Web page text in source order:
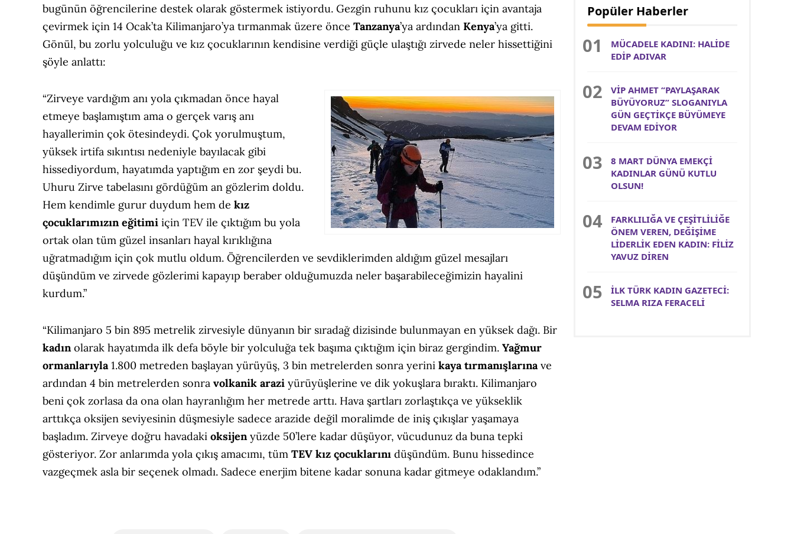
bugünün öğrencilerine destek olarak göstermek istiyordu. Gezgin ruhunu kız çocukları için avantaja
çevirmek için 14 Ocak’ta Kilimanjaro’ya tırmanmak üzere önce Tanzanya’ya ardından Kenya’ya gitti.
Gönül, bu zorlu yolculuğu ve kız çocuklarının kendisine verdiği güçle ulaştığı zirvede neler hissettiğini
şöyle anlattı:
“Zirveye vardığım anı yola çıkmadan önce hayal
etmeye başlamıştım ama o gerçek varış anı
hayallerimin çok ötesindeydi. Çok yorulmuştum,
yüksek irtifa sıkıntısı nedeniyle bayılacak gibi
hissediyordum, hayatımda yaptığım en zor şeydi bu.
Uhuru Zirve tabelasını gördüğüm an gözlerim doldu.
Hem kendimle gurur duydum hem de kız
çocuklarımızın eğitimi için TEV ile çıktığım bu yola
ortak olan tüm güzel insanları hayal kırıklığına
uğratmadığım için çok mutlu oldum. Öğrencilerden ve sevdiklerimden aldığım güzel mesajları
düşündüm ve zirvede gözlerimi kapayıp beraber olduğumuzda neler başarabileceğimizin hayalini
kurdum.”
“Kilimanjaro 5 bin 895 metrelik zirvesiyle dünyanın bir sıradağ dizisinde bulunmayan en yüksek dağı. Bir
kadın olarak hayatımda ilk defa böyle bir yolculuğa tek başıma çıktığım için biraz gergindim. Yağmur
ormanlarıyla 1.800 metreden başlayan yürüyüş, 3 bin metrelerden sonra yerini kaya tırmanışlarına ve
ardından 4 bin metrelerden sonra volkanik arazi yürüyüşlerine ve dik yokuşlara bıraktı. Kilimanjaro
beni çok zorlasa da ona olan hayranlığım her metrede arttı. Hava şartları zorlaştıkça ve yükseklik
arttıkça oksijen seviyesinin düşmesiyle sadece arazide değil moralimde de iniş çıkışlar yaşamaya
başladım. Zirveye doğru havadaki oksijen yüzde 50’lere kadar düşüyor, vücudunuz da buna tepki
gösteriyor. Zor anlarımda yola çıkış amacımı, tüm TEV kız çocuklarını düşündüm. Bunu hissedince
vazgeçmek asla bir seçenek olmadı. Sadece enerjim bitene kadar sonuna kadar gitmeye odaklandım.”
Popüler Haberler
MÜCADELE KADINI: HALİDE
EDİP ADIVAR
VİP AHMET “PAYLAŞARAK
BÜYÜYORUZ” SLOGANIYLA
GÜN GEÇTİKÇE BÜYÜMEYE
DEVAM EDİYOR
8 MART DÜNYA EMEKÇİ
KADINLAR GÜNÜ KUTLU
OLSUN!
FARKLILIĞA VE ÇEŞİTLİLİĞE
ÖNEM VEREN, DEĞİŞİME
LİDERLİK EDEN KADIN: FİLİZ
YAVUZ DİREN
İLK TÜRK KADIN GAZETECİ:
SELMA RIZA FERACELİ